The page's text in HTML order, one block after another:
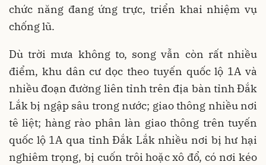
chức năng đang ứng trực, triển khai nhiệm vụ
chống lũ.
Dù trời mưa không to, song vẫn còn rất nhiều
điểm, khu dân cư dọc theo tuyến quốc lộ 1A và
nhiều đoạn đường liên tỉnh trên địa bàn tỉnh Đắk
Lắk bị ngập sâu trong nước; giao thông nhiều nơi
tê liệt; hàng rào phân làn giao thông trên tuyến
quốc lộ 1A qua tỉnh Đắk Lắk nhiều nơi bị hư hại
nghiêm trọng, bị cuốn trôi hoặc xô đổ, có nơi kéo